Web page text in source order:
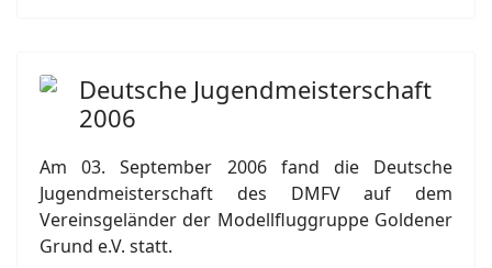
Deutsche Jugendmeisterschaft
2006
Am 03. September 2006 fand die Deutsche
Jugendmeisterschaft des DMFV auf dem
Vereinsgeländer der Modellfluggruppe Goldener
Grund e.V. statt.